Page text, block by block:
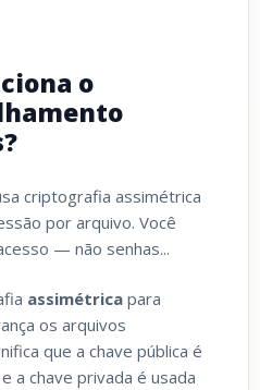
o
criptografia assimétrica
por arquivo. Você
— não senhas...
assimétrica para
os arquivos
que a chave pública é
a chave privada é usada